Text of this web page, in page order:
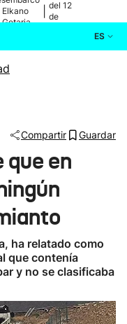
Elkano
Getaria
del 12
de
ES
Compartir Guardar
que en
ha relatado como
que contenía
y no se clasificaba